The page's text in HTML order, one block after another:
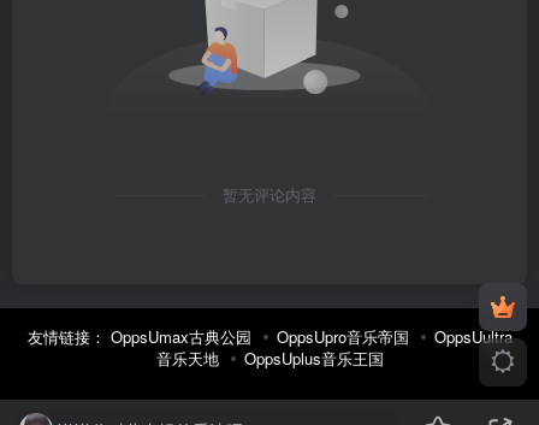
暂无评论内容
友情链接： OppsUmax古典公园 OppsUpro音乐帝国
OppsUultra
音乐天地
OppsUplus音乐王国